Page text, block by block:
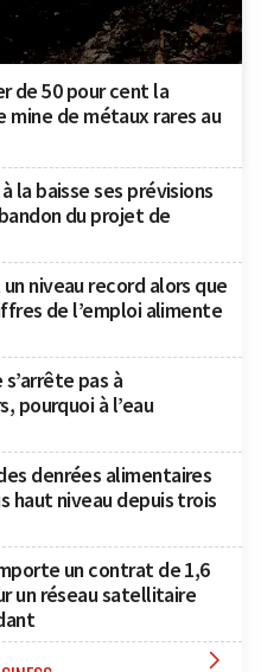
de 50 pour cent la
mine de métaux rares au
la baisse ses prévisions
du projet de
niveau record alors que
de l’emploi alimente
pas à
pourquoi à l’eau
denrées alimentaires
haut niveau depuis trois
un contrat de 1,6
un réseau satellitaire
